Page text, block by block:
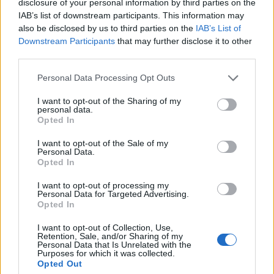
disclosure of your personal information by third parties on the
IAB’s list of downstream participants. This information may
also be disclosed by us to third parties on the IAB’s List of
Downstream Participants that may further disclose it to other
Personal Data Processing Opt Outs
I want to opt-out of the Sharing of my
personal data.
Opted In
I want to opt-out of the Sale of my
Personal Data.
Opted In
I want to opt-out of processing my
Personal Data for Targeted Advertising.
Opted In
I want to opt-out of Collection, Use,
Retention, Sale, and/or Sharing of my
Personal Data that Is Unrelated with the
Purposes for which it was collected.
Opted Out
dogodivščin s Piko Nogavičko so obiskovali in
raziskovali različne dele našega mesta. Potepanje
s Piko je tako zabavno! Vsa doživetja in vesele
trenutke v družbi »ta glavne« nagajivke so otroci
poustvarili v različnih likovnih tehnikah. Niso pa
pozabili niti na rojstni dan mesta Velenja – temu
dogodku je namenjen del razstave z naslovom
Obrazi našega mesta. Za šestdeset let mesta
soustvarjajo naše mesto – naš dom.
Knjižnica Velenje (otroški oddelek)
Prost vstop